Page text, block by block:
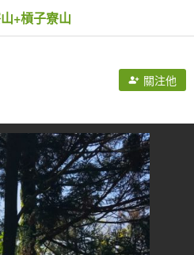
+槓子寮山
關注他